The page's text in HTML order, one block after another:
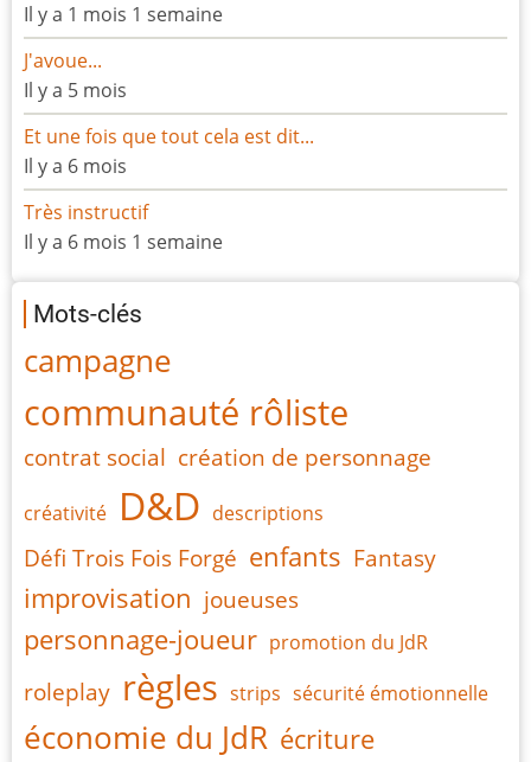
Il y a 1 mois 1 semaine
J'avoue...
Il y a 5 mois
Et une fois que tout cela est dit...
Il y a 6 mois
Très instructif
Il y a 6 mois 1 semaine
Mots-clés
campagne
communauté rôliste
contrat social création de personnage
créativité D&D descriptions
Défi Trois Fois Forgé enfants Fantasy
improvisation joueuses
personnage-joueur promotion du JdR
roleplay règles strips sécurité émotionnelle
économie du JdR écriture